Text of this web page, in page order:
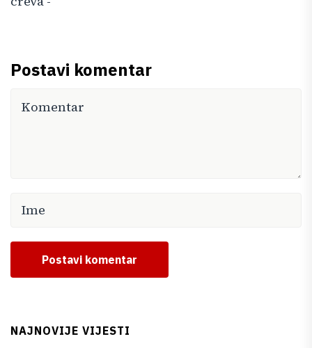
Postavi komentar
Postavi komentar
NAJNOVIJE VIJESTI